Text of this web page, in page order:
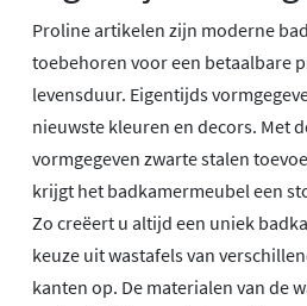
Proline artikelen zijn moderne
toebehoren voor een betaalbare
levensduur. Eigentijds
nieuwste kleuren en decors. Met
vormgegeven zwarte stalen
krijgt het badkamermeubel een
Zo creëert u altijd een uniek
keuze uit wastafels van
kanten op. De materialen van de